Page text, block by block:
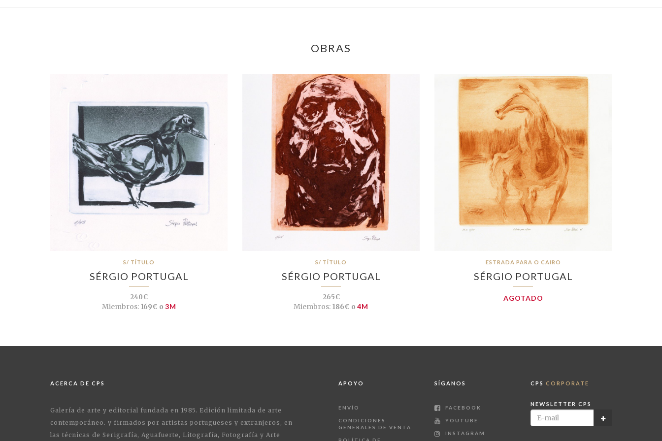
OBRAS
S/ TÍTULO
SÉRGIO PORTUGAL
240€
Miembros:169€ o 3M
S/ TÍTULO
SÉRGIO PORTUGAL
265€
Miembros: 186€ o 4M
ESTRADA PARA O CAIRO
SÉRGIO PORTUGAL
AGOTADO
ACERCA DE CPS
Galería de arte y editorial fundada en 1985. Edición limitada de arte
contemporáneo. y firmados por artistas portugueses y extranjeros, en
las técnicas de Serigrafía, Aguafuerte, Litografía, Fotografía y Arte
APOYO
ENVÍO
CONDICIONES
GENERALES DE VENTA
SÍGANOS
FACEBOOK
YOUTUBE
INSTAGRAM
CPS CORPORATE
NEWSLETTER CPS